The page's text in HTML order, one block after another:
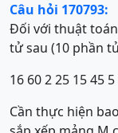
Câu hỏi 170793:
Đối với thuật
tử sau (10 phần
16 60 2 25 15 45
Cần thực hiện